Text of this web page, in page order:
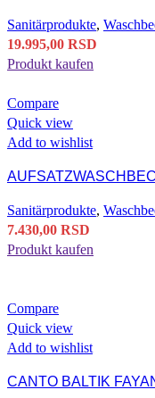
Sanitärprodukte,
19.995,00 RSD
Produkt kaufen
Compare
Quick view
Add to wishlist
Sanitärprodukte,
7.430,00 RSD
Produkt kaufen
Compare
Quick view
Add to wishlist
CANTO BALTIK